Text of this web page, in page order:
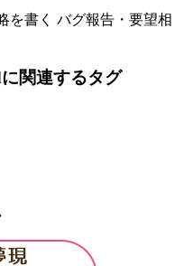
を書く バグ報告・要望相
関連するタグ